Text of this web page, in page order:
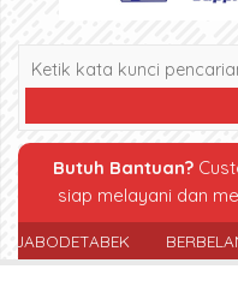
Butuh Bantuan?
siap melayani dan
JABODETABEK